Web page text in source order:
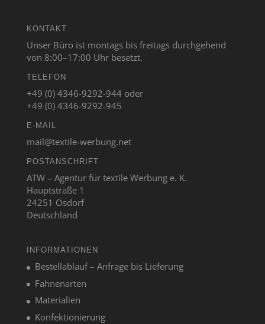
KONTAKT
Unser Büro ist montags bis freitags durchgehend
von 8:00–17:00 Uhr besetzt.
TELEFON
+49 (0) 4346-9292-944 oder
+49 (0) 4346-9292-945
E-MAIL
mail@textile-werbung.net
POSTANSCHRIFT
ATW – Agentur für textile Werbung e. K.
Hauptstraße 1
24251 Osdorf
Deutschland
INFORMATIONEN
Bestellablauf – Anfrage bis Lieferung
Fahnenarten
Materialien
Konfektionierung